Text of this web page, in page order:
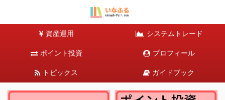
資産運用 システムトレード
ポイント投資 プロフィール
トピックス ガイドブック